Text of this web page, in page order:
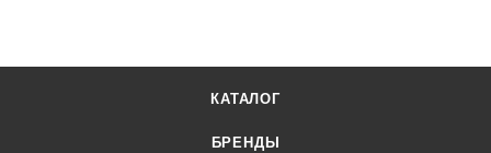
КАТАЛОГ
БРЕНДЫ